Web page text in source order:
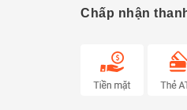
Chấp nhận